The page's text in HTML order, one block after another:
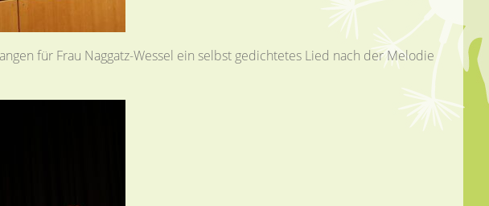
für Frau Naggatz-Wessel ein selbst gedichtetes Lied nach der Melodie